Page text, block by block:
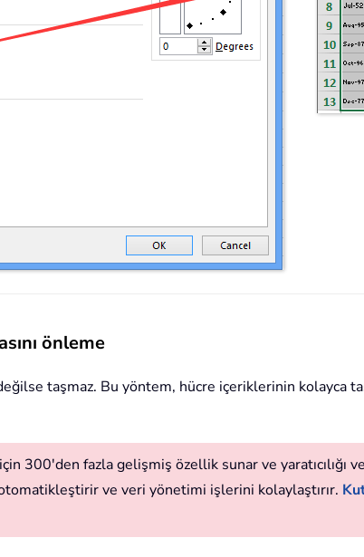
önleme
taşmaz. Bu yöntem, hücre içeriklerinin kolayca
300'den fazla gelişmiş özellik sunar ve yaratıcılığı
ve veri yönetimi işlerini kolaylaştırır.